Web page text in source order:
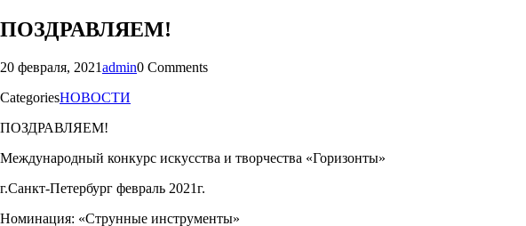
ПОЗДРАВЛЯЕМ!
20 февраля, 2021admin0 Comments
CategoriesНОВОСТИ
ПОЗДРАВЛЯЕМ!
Международный конкурс искусства и творчества «Горизонты»
г.Санкт-Петербург февраль 2021г.
Номинация: «Струнные инструменты»